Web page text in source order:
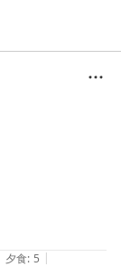
夕食: 5 |